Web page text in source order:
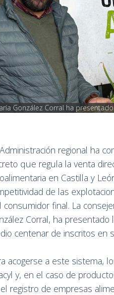
González Corral ha
regional ha
que regula la venta
en Castilla y
de las
consumidor final. La
Corral, ha
centenar de inscritos en
acogerse a este sistema,
y, en el caso de
registro de empresas